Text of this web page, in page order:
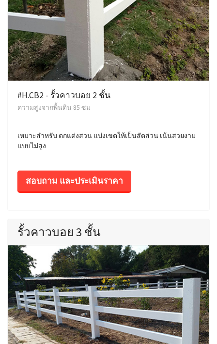
#H.CB2 - รั้วคาวบอย 2 ชั้น
ความสูงจากพื้นดิน 85 ซม
เหมาะสำหรับ ตกแต่งสวน แบ่งเขตให้เป็นสัดส่วน เน้นสวยงาม
แบบไม่สูง
สอบถาม และประเมินราคา
รั้วคาวบอย 3 ชั้น